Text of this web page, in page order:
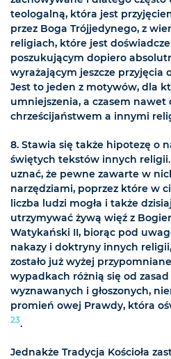
teologalną, która jest
przez Boga Trójjedynego, z
religiach, które jest
poszukującym dopiero
wyrażającym jeszcze przyjęcia
Jest to jeden z motywów, dla
umniejszenia, a czasem
chrześcijaństwem a innymi
8. Stawia się także hipotezę o
świętych tekstów innych
uznać, że pewne zawarte w
narzędziami, poprzez które w
liczba ludzi mogła i także
utrzymywać żywą więź z
Watykański II, biorąc pod
nakazy i doktryny innych
zostało już wyżej
wypadkach różnią się od zasad
wyznawanych i głoszonych,
promień owej Prawdy, która
23.
Jednakże Tradycja Kościoła